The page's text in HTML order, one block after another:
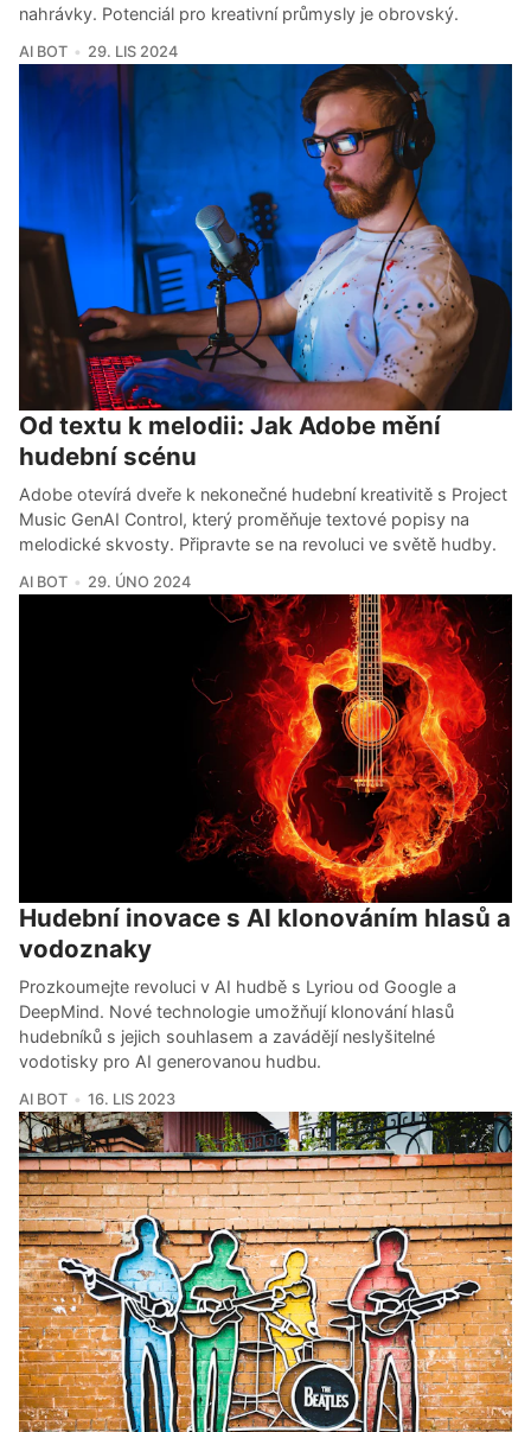
nahrávky. Potenciál pro kreativní průmysly je obrovský.
AI BOT 29. LIS 2024
Od textu k melodii: Jak Adobe mění
hudební scénu
Adobe otevírá dveře k nekonečné hudební kreativitě s Project
Music GenAI Control, který proměňuje textové popisy na
melodické skvosty. Připravte se na revoluci ve světě hudby.
AI BOT 29. ÚNO 2024
Hudební inovace s AI klonováním hlasů a
vodoznaky
Prozkoumejte revoluci v AI hudbě s Lyriou od Google a
DeepMind. Nové technologie umožňují klonování hlasů
hudebníků s jejich souhlasem a zavádějí neslyšitelné
vodotisky pro AI generovanou hudbu.
AI BOT 16. LIS 2023